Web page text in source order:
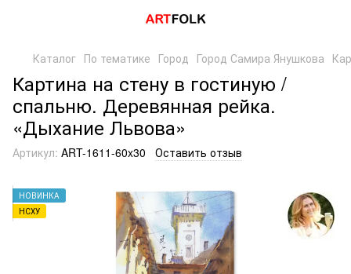
Каталог По тематике Город Город Самира Янушкова
Картина на стену в гостиную /
спальню. Деревянная рейка.
«Дыхание Львова»
Артикул: ART-1611-60x30 Оставить отзыв
НОВИНКА
НСХУ